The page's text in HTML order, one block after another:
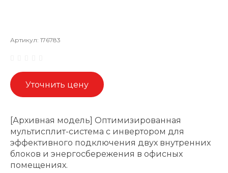
Артикул: 176783
Уточнить цену
[Архивная модель] Оптимизированная
мультисплит-система с инвертором для
эффективного подключения двух внутренних
блоков и энергосбережения в офисных
помещениях.